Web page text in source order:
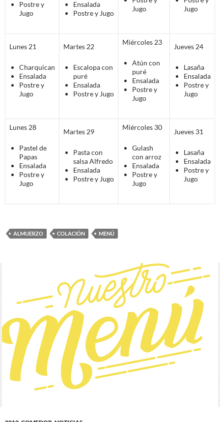
Postre y
Jugo
Ensalada
Postre y Jugo
Jugo
Jugo
Lunes 21
Charquican
Ensalada
Postre y
Jugo
Martes 22
Escalopa con
puré
Ensalada
Postre y Jugo
Miércoles 23
Atún con
puré
Ensalada
Postre y
Jugo
Jueves 24
Lasaña
Ensalada
Postre y
Jugo
Lunes 28
Pastel de
Papas
Ensalada
Postre y
Jugo
Martes 29
Pasta con
salsa Alfredo
Ensalada
Postre y Jugo
Miércoles 30
Gulash
con arroz
Ensalada
Postre y
Jugo
Jueves 31
Lasaña
Ensalada
Postre y
Jugo
ALMUERZO COLACIÓN MENÚ